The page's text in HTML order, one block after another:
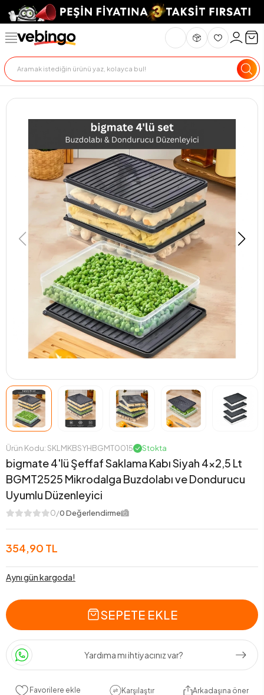
Ürün Kodu: SKLMKBSYHBGMT0015 Stokta
bigmate 4'lü Şeffaf Saklama Kabı Siyah 4x2,5 Lt
BGMT2525 Mikrodalga Buzdolabı ve Dondurucu
Uyumlu Düzenleyici
0/0 Değerlendirme
354,90 TL
Aynı gün kargoda!
SEPETE EKLE
Yardıma mı ihtiyacınız var?
Favorilere ekle Karşılaştır Arkadaşına öner
Genel Bakış Ürün Açıklaması Teknik Özellikler Teslimat Ve İade